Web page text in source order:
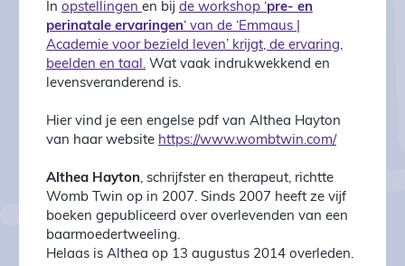
In opstellingen en bij de workshop ‘pre- en
perinatale ervaringen‘ van de ‘Emmaus |
Academie voor bezield leven’ krijgt, de ervaring,
beelden en taal. Wat vaak indrukwekkend en
levensveranderend is.
Hier vind je een engelse pdf van Althea Hayton
van haar website https://www.wombtwin.com/
Althea Hayton, schrijfster en therapeut, richtte
Womb Twin op in 2007. Sinds 2007 heeft ze vijf
boeken gepubliceerd over overlevenden van een
baarmoedertweeling.
Helaas is Althea op 13 augustus 2014 overleden.